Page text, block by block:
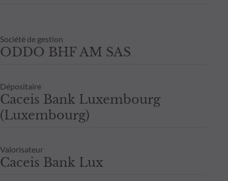
Société de gestion
ODDO BHF AM SAS
Dépositaire
Caceis Bank Luxembourg
(Luxembourg)
Valorisateur
Caceis Bank Lux